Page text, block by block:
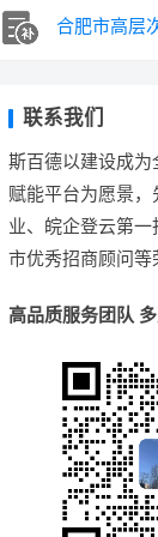
合肥市高层
联系我们
斯百德以建设成为
赋能平台为愿景
业、皖企登云第
市优秀招商顾问等
高品质服务团队 多